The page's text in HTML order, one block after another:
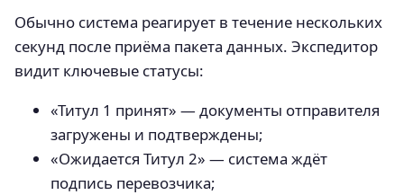
Обычно система реагирует в течение нескольких
секунд после приёма пакета данных. Экспедитор
видит ключевые статусы:
«Титул 1 принят» — документы отправителя
загружены и подтверждены;
«Ожидается Титул 2» — система ждёт
подпись перевозчика;